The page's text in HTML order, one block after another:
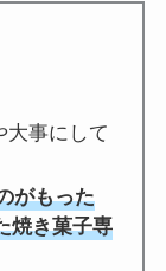
大事にして
がもった
焼き菓子専